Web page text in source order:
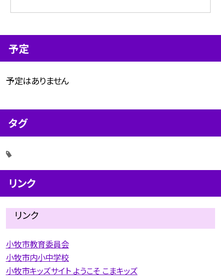
予定
予定はありません
タグ
リンク
リンク
小牧市教育委員会
小牧市内小中学校
小牧市キッズサイト ようこそ こまキッズ